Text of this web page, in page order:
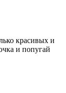
красивых и
и попугай